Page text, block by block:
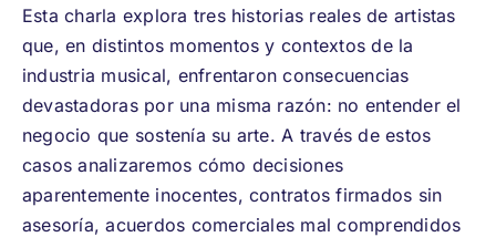
Esta charla explora tres historias reales de artistas
que, en distintos momentos y contextos de la
industria musical, enfrentaron consecuencias
devastadoras por una misma razón: no entender el
negocio que sostenía su arte. A través de estos
casos analizaremos cómo decisiones
aparentemente inocentes, contratos firmados sin
asesoría, acuerdos comerciales mal comprendidos